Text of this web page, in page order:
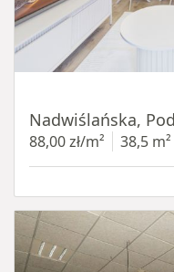
Nadwiślańska,
88,00 zł/m² 38,5 m²